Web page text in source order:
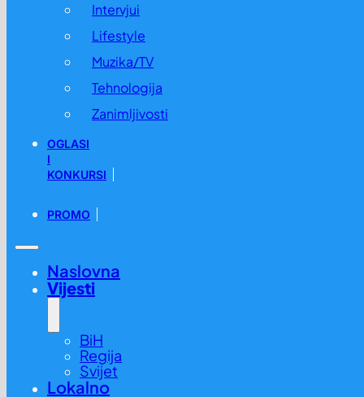
Intervjui
Lifestyle
Muzika/TV
Tehnologija
Zanimljivosti
OGLASI
I
KONKURSI
PROMO
Naslovna
Vijesti
BiH
Regija
Svijet
Lokalno